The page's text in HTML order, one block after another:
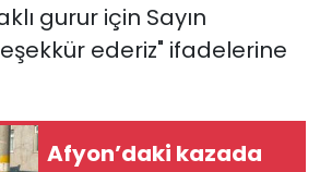
gurur için Sayın
ederiz" ifadelerine
Afyon’daki kazada